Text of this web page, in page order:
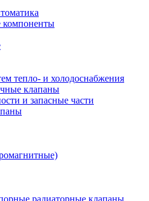
тепло- и холодоснабжения
клапаны
и запасные части
радиаторные клапаны